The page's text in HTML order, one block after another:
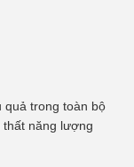
quả trong toàn bộ
năng lượng